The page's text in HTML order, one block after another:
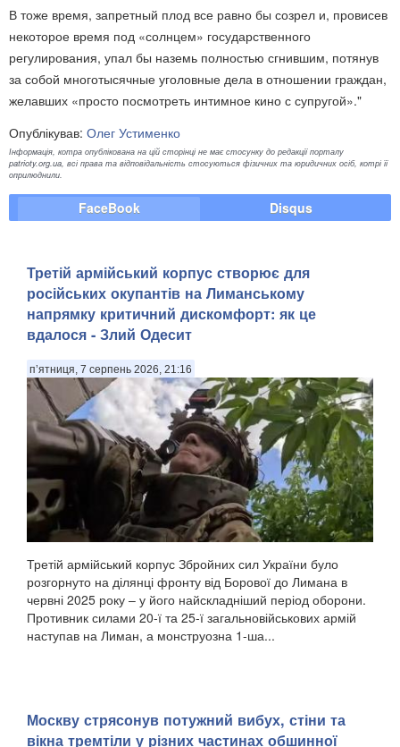
В тоже время, запретный плод все равно бы созрел и, провисев
некоторое время под «солнцем» государственного
регулирования, упал бы наземь полностью сгнившим, потянув
за собой многотысячные уголовные дела в отношении граждан,
желавших «просто посмотреть интимное кино с супругой»."
Опублікував: Олег Устименко
Інформація, котра опублікована на цій сторінці не має стосунку до редакції порталу
patrioty.org.ua, всі права та відповідальність стосуються фізичних та юридичних осіб, котрі її
оприлюднили.
FaceBook Disqus
Третій армійський корпус створює для
російських окупантів на Лиманському
напрямку критичний дискомфорт: як це
вдалося - Злий Одесит
п’ятниця, 7 серпень 2026, 21:16
Третій армійський корпус Збройних сил України було
розгорнуто на ділянці фронту від Борової до Лимана в
червні 2025 року – у його найскладніший період оборони.
Противник силами 20-ї та 25-ї загальновійськових армій
наступав на Лиман, а монструозна 1-ша...
Москву стрясонув потужний вибух, стіни та
вікна тремтіли у різних частинах обшинної